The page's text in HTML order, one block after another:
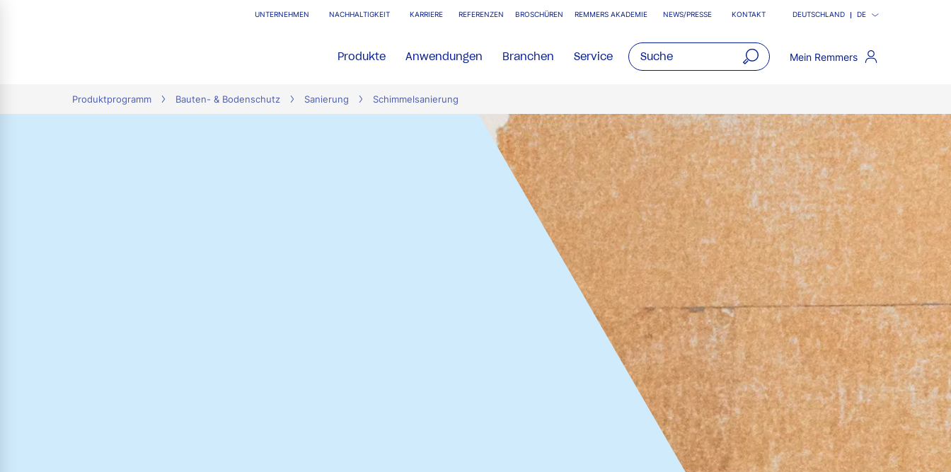
UNTERNEHMEN NACHHALTIGKEIT KARRIERE REFERENZEN BROSCHÜREN REMMERS AKADEMIE NEWS/PRESSE KONTAKT DEUTSCHLAND DE
Produkte Anwendungen Branchen Service Mein Remmers
Produktprogramm Bauten- & Bodenschutz Sanierung Schimmelsanierung